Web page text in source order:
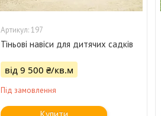
197
Тіньові навіси для дитячих садків
від 9 500 ₴/кв.м
Під замовлення